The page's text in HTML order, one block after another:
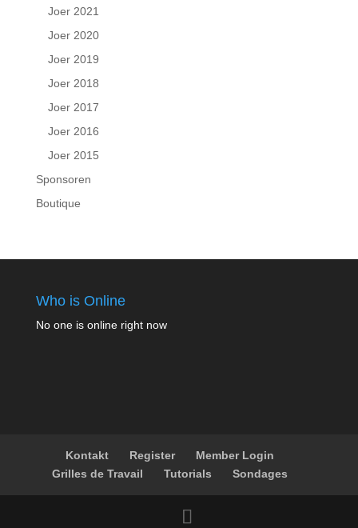
Joer 2021
Joer 2020
Joer 2019
Joer 2018
Joer 2017
Joer 2016
Joer 2015
Sponsoren
Boutique
Who is Online
No one is online right now
Kontakt Register
Member Login
Grilles de Travail
Tutorials Sondages